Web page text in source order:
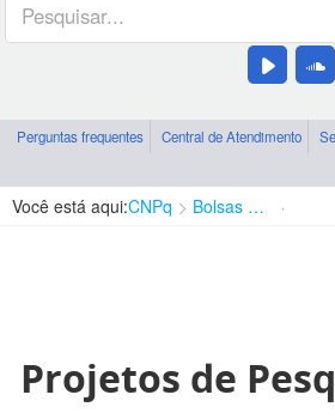
Perguntas frequentes Central de Atendimento
Você está aqui:CNPq Bolsas e Auxílios Vigentes
Projetos de